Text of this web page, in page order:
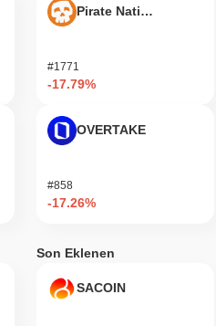
Pirate Nation Token
#1771
-17.79%
OVERTAKE
#858
-17.26%
Son Eklenen
SACOIN